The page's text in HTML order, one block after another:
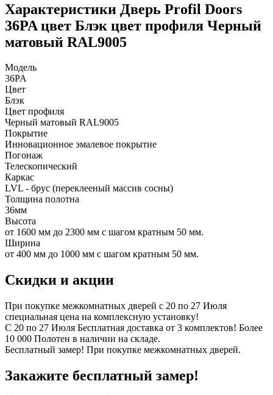
Характеристики Дверь Profil Doors
36PA цвет Блэк цвет профиля Черный
матовый RAL9005
Модель
36PA
Цвет
Блэк
Цвет профиля
Черный матовый RAL9005
Покрытие
Инновационное эмалевое покрытие
Погонаж
Телескопический
Каркас
LVL - брус (переклееный массив сосны)
Толщина полотна
36мм
Высота
от 1600 мм до 2300 мм с шагом кратным 50 мм.
Ширина
от 400 мм до 1000 мм с шагом кратным 50 мм.
Скидки и акции
При покупке межкомнатных дверей c 20 по 27 Июля
специальная цена на комплексную установку!
С 20 по 27 Июля Бесплатная доставка от 3 комплектов! Более
10 000 Полотен в наличии на складе.
Бесплатный замер! При покупке межкомнатных дверей.
Закажите бесплатный замер!